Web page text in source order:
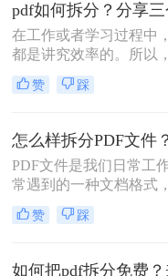
子书、一份合并的财务
次会议的所有记录。此
精准、快速地提取出我
分，就成了一个亟待解
题。“拆分PDF”这项技
在工作或者学习过程中
都是讲究效率的。所以
内容又多篇幅又长的
本来不及花太多时间去
多个文件以便我们快速
没有更加简便高效的方
实现这一操作呢？今天
实用的方法来教你pdf如
快速提高文件处理效率。
赞 踩
PDF文件是我们日常工
常遇到的一种文档格式
需要对PDF文件进行拆
地管理和处理。本文将
理和使用。
赞 踩